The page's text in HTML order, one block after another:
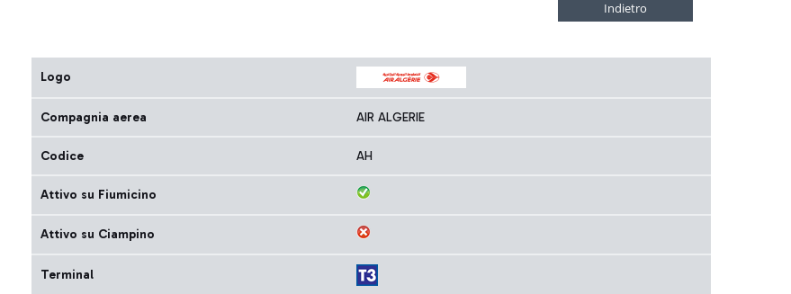
Logo
Compagnia aerea AIR ALGERIE
Codice AH
Attivo su Fiumicino
Attivo su Ciampino
Terminal